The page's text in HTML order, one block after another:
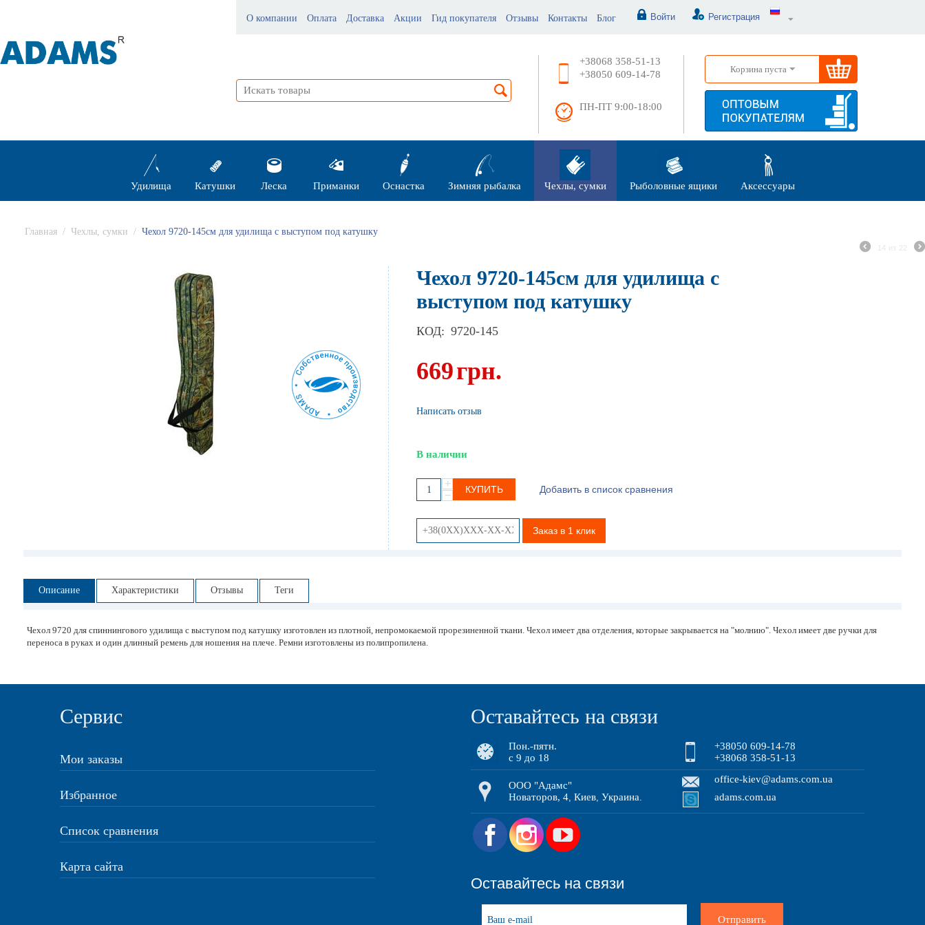
О компании Оплата Доставка Акции Гид покупателя Отзывы Контакты Блог Войти Регистрация
+38068 358-51-13
+38050 609-14-78
ПН-ПТ 9:00-18:00
Корзина пуста
Удилища Катушки Леска Приманки Оснастка Зимняя рыбалка Чехлы, сумки Рыболовные ящики Аксессуары
Главная / Чехлы, сумки / Чехол 9720-145см для удилища с выступом под катушку
14
Чехол 9720-145см для удилища с
выступом под катушку
КОД: 9720-145
669грн.
Написать отзыв
В наличии
+
−
КУПИТЬ Добавить в список сравнения
Заказ в 1 клик
Описание Характеристики Отзывы Теги
Чехол 9720 для спиннингового удилища с выступом под катушку изготовлен из плотной, непромокаемой прорезиненной ткани. Чехол имеет два отделения, которые закрывается на "молнию". Чехол имеет две ручки для
переноса в руках и один длинный ремень для ношения на плече. Ремни изготовлены из полипропилена.
Сервис
Мои заказы
Избранное
Список сравнения
Карта сайта
Оставайтесь на связи
Пон.-пятн.
с 9 до 18
+38050 609-14-78
+38068 358-51-13
ООО "Адамс"
Новаторов, 4,Киев,Украина.
office-kiev@adams.com.ua
adams.com.ua
.
Оставайтесь на связи
Отправить